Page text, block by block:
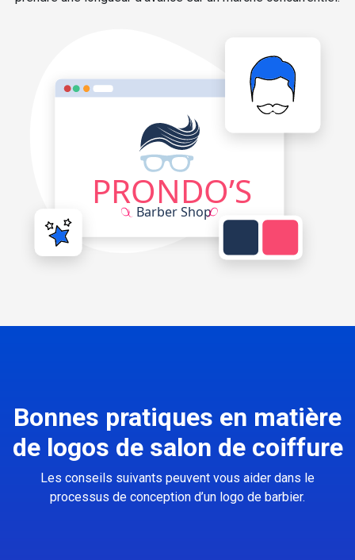
Bonnes pratiques en matière
de logos de salon de coiffure
Les conseils suivants peuvent vous aider dans le
processus de conception d’un logo de barbier.